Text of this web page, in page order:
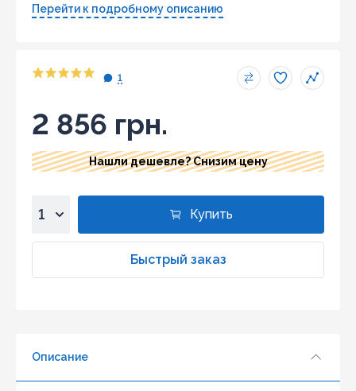
Перейти к подробному описанию
1
2 856 грн.
Нашли дешевле? Снизим цену
3
7
8
Купить
Быстрый заказ
Описание